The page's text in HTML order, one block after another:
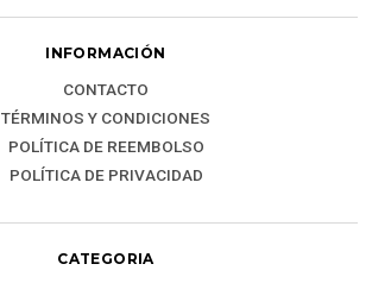
INFORMACIÓN
CONTACTO
TÉRMINOS Y CONDICIONES
POLÍTICA DE REEMBOLSO
POLÍTICA DE PRIVACIDAD
CATEGORIA